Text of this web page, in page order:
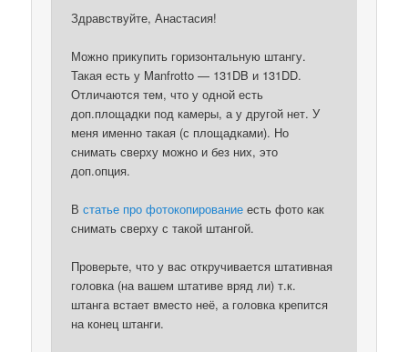
Здравствуйте, Анастасия!
Можно прикупить горизонтальную штангу.
Такая есть у Manfrotto — 131DB и 131DD.
Отличаются тем, что у одной есть
доп.площадки под камеры, а у другой нет. У
меня именно такая (с площадками). Но
снимать сверху можно и без них, это
доп.опция.
Встатье про фотокопирование есть фото как
снимать сверху с такой штангой.
Проверьте, что у вас откручивается штативная
головка (на вашем штативе вряд ли) т.к.
штанга встает вместо неё, а головка крепится
на конец штанги.